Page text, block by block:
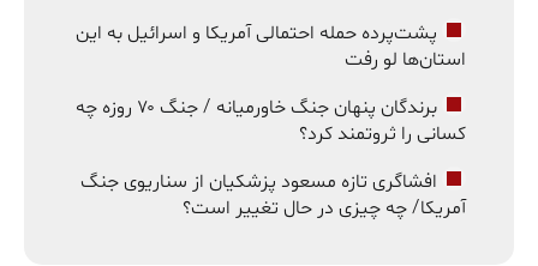
پشت‌پرده حمله احتمالی آمریکا و اسرائیل به این
استان‌ها لو رفت
برندگان پنهان جنگ خاورمیانه / جنگ ۷۰ روزه چه
کسانی را ثروتمند کرد؟
افشاگری تازه مسعود پزشکیان از سناریوی جنگ
آمریکا/ چه چیزی در حال تغییر است؟